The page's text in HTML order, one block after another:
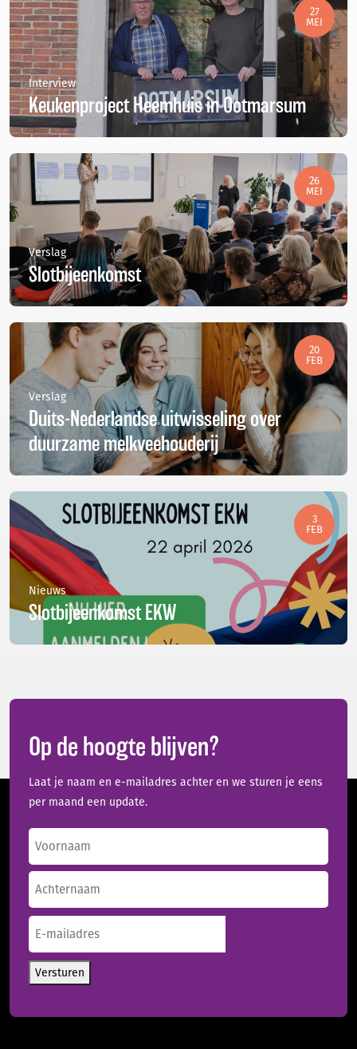
27
MEI
Interview
Keukenproject Heemhuis in Ootmarsum
26
MEI
Verslag
Slotbijeenkomst
20
FEB
Verslag
Duits-Nederlandse uitwisseling over
duurzame melkveehouderij
3
FEB
Nieuws
Slotbijeenkomst EKW
Op de hoogte blijven?
Laat je naam en e-mailadres achter en we sturen je eens
per maand een update.
Voornaam
Achternaam
Versturen